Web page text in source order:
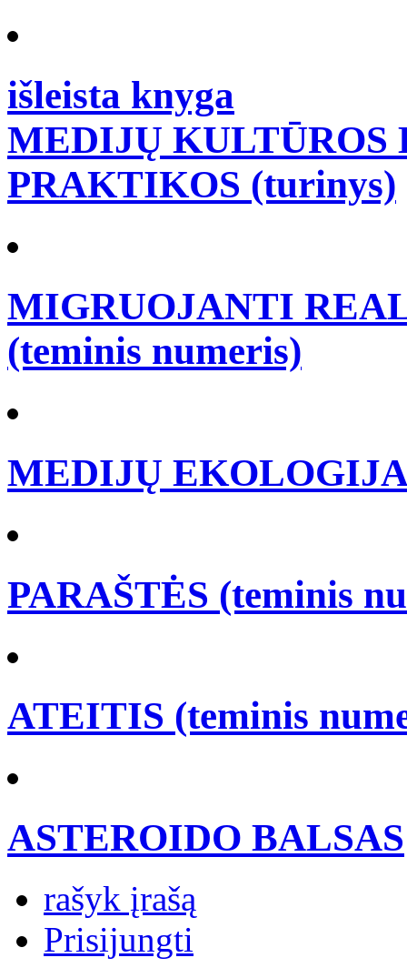
išleista knyga
MEDIJŲ KULTŪROS
PRAKTIKOS (turinys)
MIGRUOJANTI
(teminis numeris)
MEDIJŲ
PARAŠTĖS (teminis
ATEITIS (teminis
ASTEROIDO BALSAS
rašyk įrašą
Prisijungti